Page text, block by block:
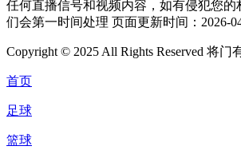
任何直播信号和视频内容，如有侵犯您的
们会第一时间处理 页面更新时间：2026-
Copyright © 2025 All Rights Reserved 将门
首页
足球
篮球